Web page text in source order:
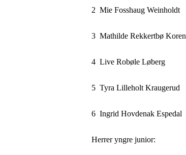
2 Mie Fosshaug Weinholdt
3 Mathilde Rekkertbø Koren
4 Live Robøle Løberg
5 Tyra Lilleholt Kraugerud
6 Ingrid Hovdenak Espedal
Herrer yngre junior: